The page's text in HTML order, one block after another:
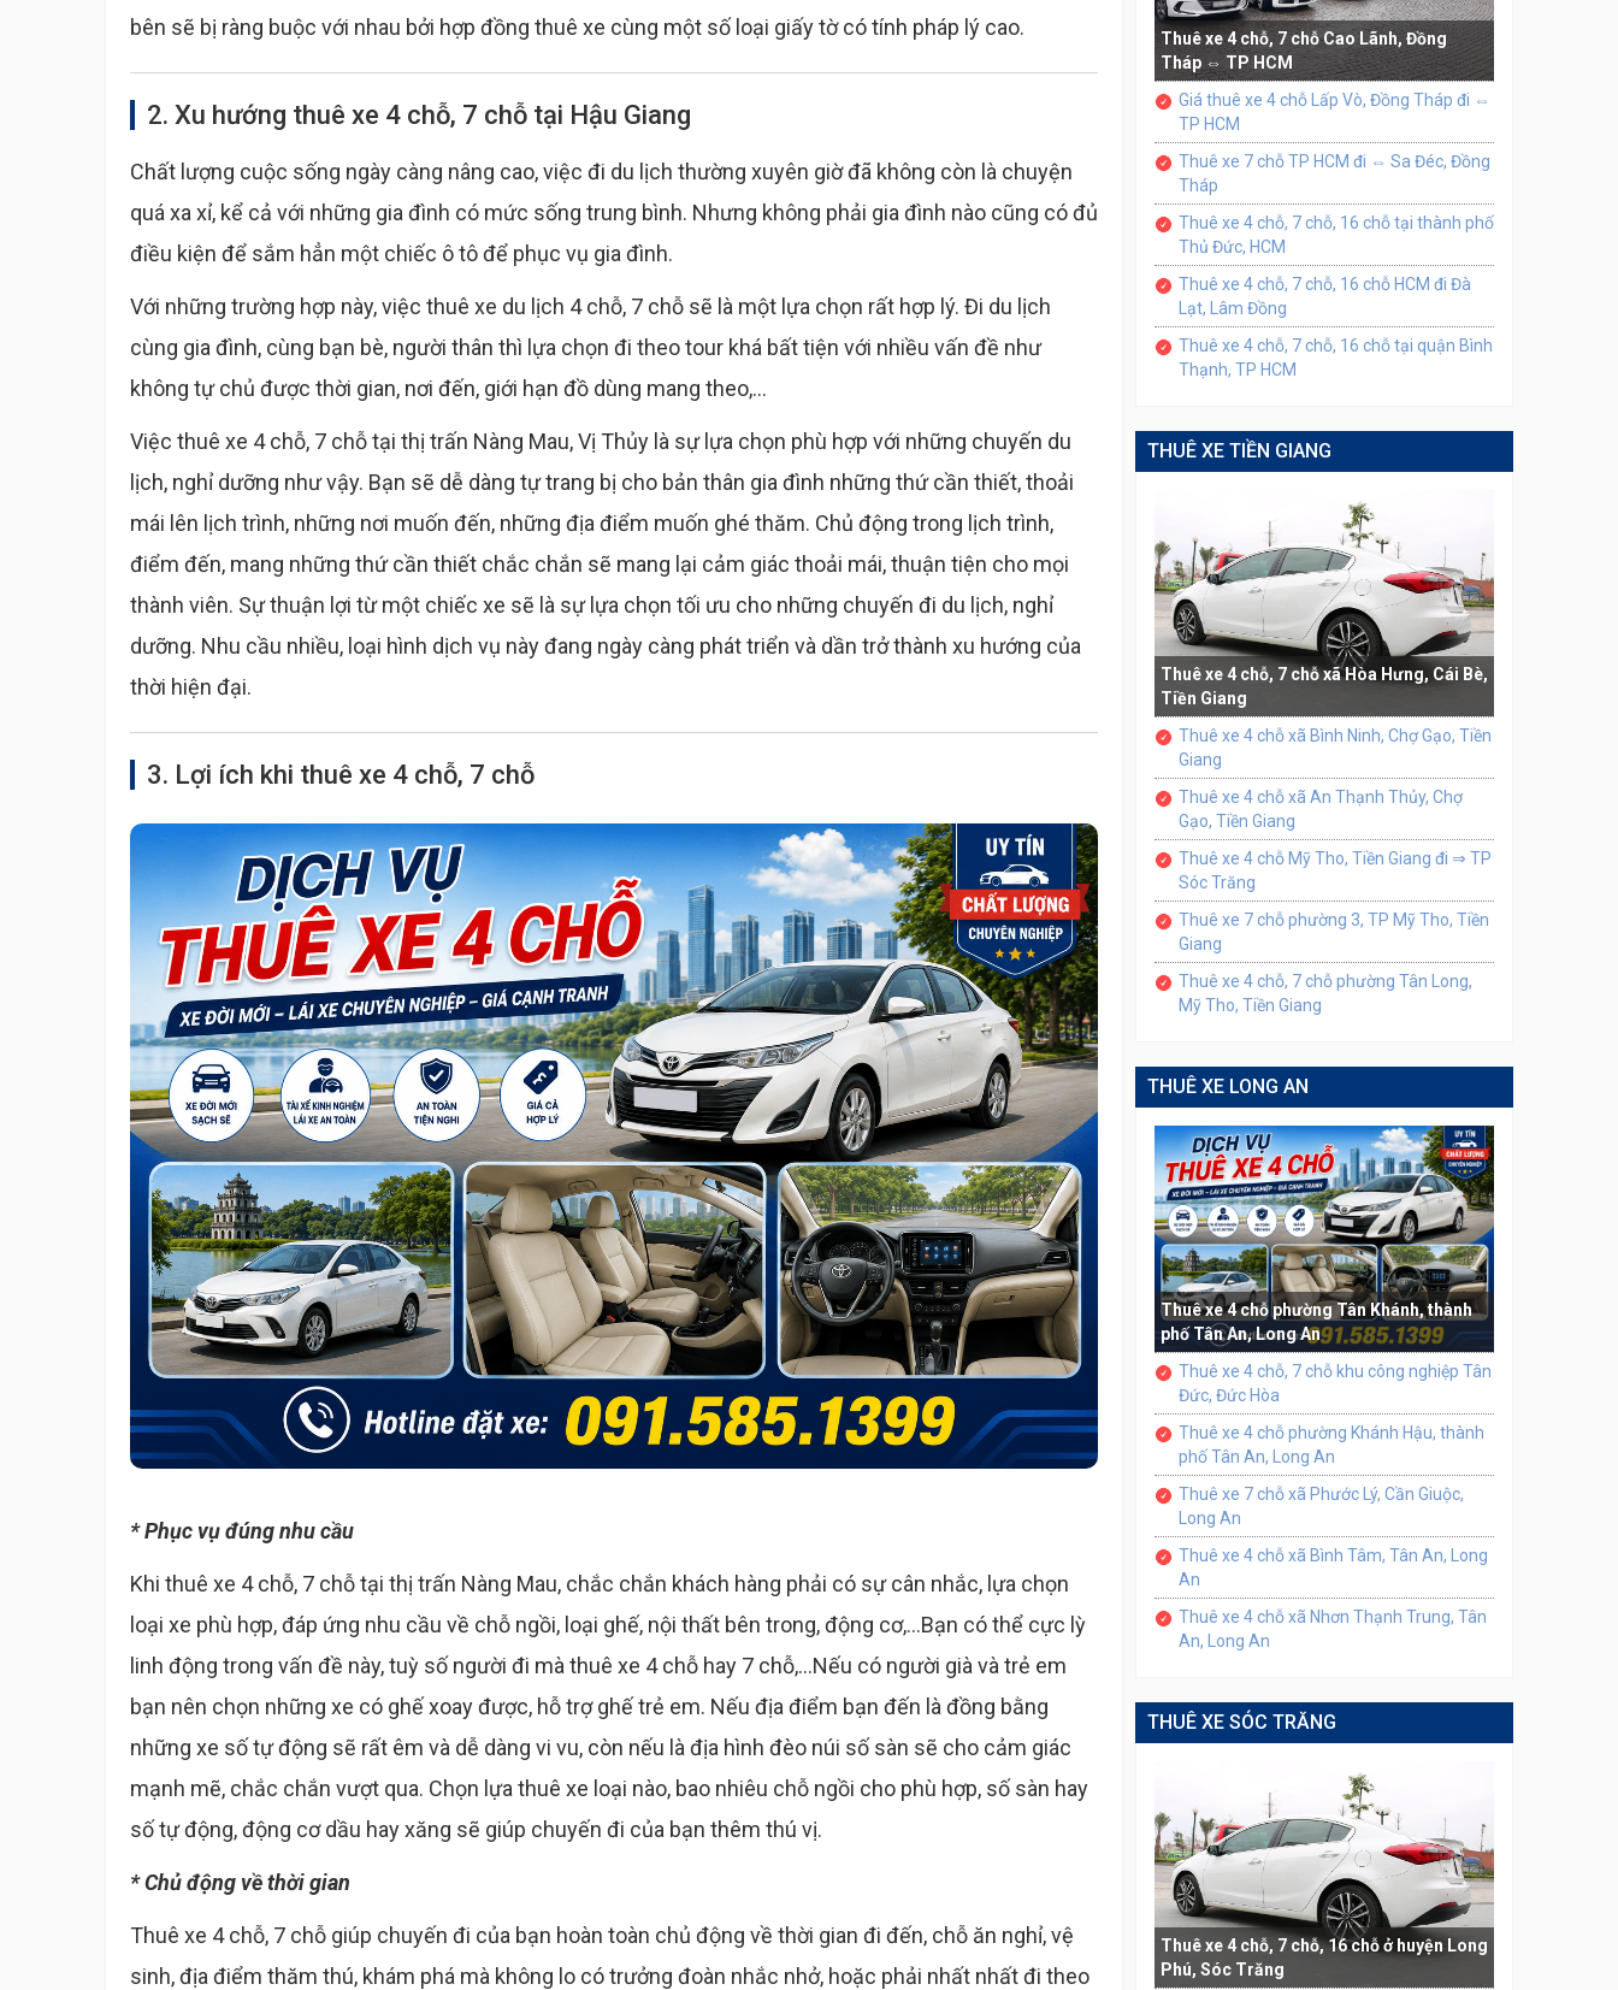
bên sẽ bị ràng buộc với nhau bởi hợp đồng thuê xe cùng một số loại giấy tờ có tính pháp lý cao.
2. Xu hướng thuê xe 4 chỗ, 7 chỗ tại Hậu Giang
Chất lượng cuộc sống ngày càng nâng cao, việc đi du lịch thường xuyên giờ đã không còn là chuyện
quá xa xỉ, kể cả với những gia đình có mức sống trung bình. Nhưng không phải gia đình nào cũng có đủ
điều kiện để sắm hẳn một chiếc ô tô để phục vụ gia đình.
Với những trường hợp này, việc thuê xe du lịch 4 chỗ, 7 chỗ sẽ là một lựa chọn rất hợp lý. Đi du lịch
cùng gia đình, cùng bạn bè, người thân thì lựa chọn đi theo tour khá bất tiện với nhiều vấn đề như
không tự chủ được thời gian, nơi đến, giới hạn đồ dùng mang theo,...
Việc thuê xe 4 chỗ, 7 chỗ tại thị trấn Nàng Mau, Vị Thủy là sự lựa chọn phù hợp với những chuyến du
lịch, nghỉ dưỡng như vậy. Bạn sẽ dễ dàng tự trang bị cho bản thân gia đình những thứ cần thiết, thoải
mái lên lịch trình, những nơi muốn đến, những địa điểm muốn ghé thăm. Chủ động trong lịch trình,
điểm đến, mang những thứ cần thiết chắc chắn sẽ mang lại cảm giác thoải mái, thuận tiện cho mọi
thành viên. Sự thuận lợi từ một chiếc xe sẽ là sự lựa chọn tối ưu cho những chuyến đi du lịch, nghỉ
dưỡng. Nhu cầu nhiều, loại hình dịch vụ này đang ngày càng phát triển và dần trở thành xu hướng của
thời hiện đại.
3. Lợi ích khi thuê xe 4 chỗ, 7 chỗ
* Phục vụ đúng nhu cầu
Khi thuê xe 4 chỗ, 7 chỗ tại thị trấn Nàng Mau, chắc chắn khách hàng phải có sự cân nhắc, lựa chọn
loại xe phù hợp, đáp ứng nhu cầu về chỗ ngồi, loại ghế, nội thất bên trong, động cơ,...Bạn có thể cực lỳ
linh động trong vấn đề này, tuỳ số người đi mà thuê xe 4 chỗ hay 7 chỗ,...Nếu có người già và trẻ em
bạn nên chọn những xe có ghế xoay được, hỗ trợ ghế trẻ em. Nếu địa điểm bạn đến là đồng bằng
những xe số tự động sẽ rất êm và dễ dàng vi vu, còn nếu là địa hình đèo núi số sàn sẽ cho cảm giác
mạnh mẽ, chắc chắn vượt qua. Chọn lựa thuê xe loại nào, bao nhiêu chỗ ngồi cho phù hợp, số sàn hay
số tự động, động cơ dầu hay xăng sẽ giúp chuyến đi của bạn thêm thú vị.
* Chủ động về thời gian
Thuê xe 4 chỗ, 7 chỗ giúp chuyến đi của bạn hoàn toàn chủ động về thời gian đi đến, chỗ ăn nghỉ, vệ
sinh, địa điểm thăm thú, khám phá mà không lo có trưởng đoàn nhắc nhở, hoặc phải nhất nhất đi theo
Thuê xe 4 chỗ, 7 chỗ Cao Lãnh, Đồng
Tháp ⇔ TP HCM
Giá thuê xe 4 chỗ Lấp Vò, Đồng Tháp đi ⇔
TP HCM
Thuê xe 7 chỗ TP HCM đi ⇔ Sa Đéc, Đồng
Tháp
Thuê xe 4 chỗ, 7 chỗ, 16 chỗ tại thành phố
Thủ Đức, HCM
Thuê xe 4 chỗ, 7 chỗ, 16 chỗ HCM đi Đà
Lạt, Lâm Đồng
Thuê xe 4 chỗ, 7 chỗ, 16 chỗ tại quận Bình
Thạnh, TP HCM
THUÊ XE TIỀN GIANG
Thuê xe 4 chỗ, 7 chỗ xã Hòa Hưng, Cái Bè,
Tiền Giang
Thuê xe 4 chỗ xã Bình Ninh, Chợ Gạo, Tiền
Giang
Thuê xe 4 chỗ xã An Thạnh Thủy, Chợ
Gạo, Tiền Giang
Thuê xe 4 chỗ Mỹ Tho, Tiền Giang đi ⇒ TP
Sóc Trăng
Thuê xe 7 chỗ phường 3, TP Mỹ Tho, Tiền
Giang
Thuê xe 4 chỗ, 7 chỗ phường Tân Long,
Mỹ Tho, Tiền Giang
THUÊ XE LONG AN
Thuê xe 4 chỗ phường Tân Khánh, thành
phố Tân An, Long An
Thuê xe 4 chỗ, 7 chỗ khu công nghiệp Tân
Đức, Đức Hòa
Thuê xe 4 chỗ phường Khánh Hậu, thành
phố Tân An, Long An
Thuê xe 7 chỗ xã Phước Lý, Cần Giuộc,
Long An
Thuê xe 4 chỗ xã Bình Tâm, Tân An, Long
An
Thuê xe 4 chỗ xã Nhơn Thạnh Trung, Tân
An, Long An
THUÊ XE SÓC TRĂNG
Thuê xe 4 chỗ, 7 chỗ, 16 chỗ ở huyện Long
Phú, Sóc Trăng